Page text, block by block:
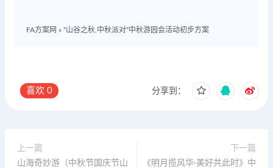
FA方案网 » “山谷之秋.中秋派对“中秋游园会活动初步方案
喜欢 0 分享到：
上一篇
山海奇妙游（中秋节国庆节山
下一篇
《明月揽风华·美好共此时》中